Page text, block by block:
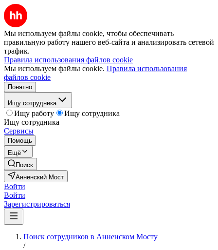
Мы используем файлы cookie, чтобы обеспечивать
правильную работу нашего веб-сайта и анализировать сетевой
трафик.
Правила использования файлов cookie
Мы используем файлы cookie. Правила использования
файлов cookie
Понятно
Ищу сотрудника
Ищу работу
Ищу сотрудника
Ищу сотрудника
Сервисы
Помощь
Ещё
Поиск
Анненский Мост
Войти
Войти
Зарегистрироваться
Поиск сотрудников в Анненском Мосту
/